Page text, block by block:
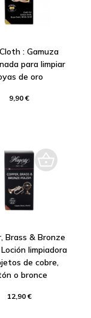
: Gamuza
para limpiar
de oro
9,90 €
Brass & Bronze
limpiadora
de cobre,
o bronce
12,90 €